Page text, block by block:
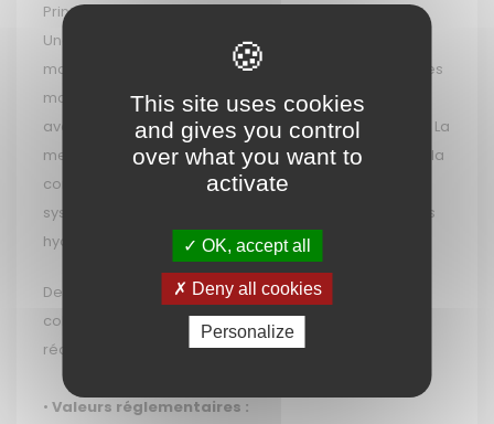
Principe :
Une lampe à vapeur zinc très énergétique excite les
molécules de SO2 situées dans la cuve de mesure. Ces
molécules se désactivent suivant un procédé radiatif
avec émission d’un rayonnement électromagnétique. La
mesure à 90° de cette émission est proportionnelle à la
concentration en SO2 contenue dans la cuve. Un
système à membrane sélective élimine l’influence des
hydrocarbures sur la mesure.
Des mesures par tubes passifs analysés par dosage
colorimétrique en laboratoire peuvent aussi être
réalisées.
• Valeurs réglementaires :
This site uses cookies
and gives you control
over what you want to
activate
OK, accept all
Deny all cookies
Personalize